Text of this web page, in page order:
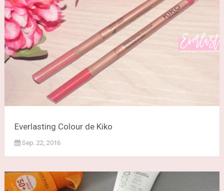
Everlasting Colour de Kiko
Sep. 22, 2016